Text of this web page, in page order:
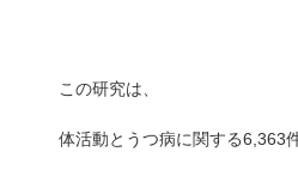
この研究は、
体活動とうつ病に関する6,363